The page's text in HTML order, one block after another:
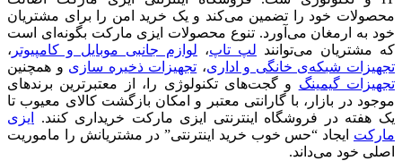
محصولات خود را تضمین می‌کند و یک خرید امن را برای مشتریان
خود به ارمغان می‌آورد. تنوع محصولات ایزی مارکت بگونه‌ای است
که مشتریان می‌توانند لپ تاپ، لوازم جانبی موبایل و کامپیوتر ،
تجهیزات شبکه‌ی خانگی و اداری، تجهیزات ذخیره سازی و همچنین
تجهیزات گیمینگ و گجت‌های تکنولوژی را، از معتبرترین برندهای
موجود در بازار، با گارانتی معتبر و امکان بازگشت کالای معیوب تا
یک هفته در فروشگاه اینترنتی ایزی مارکت خریداری کنند.
ایزی
مارکت ایجاد “حس خوب خرید اینترنتی” در مشتریانش را ماموریت
اصلی خود می‌داند.